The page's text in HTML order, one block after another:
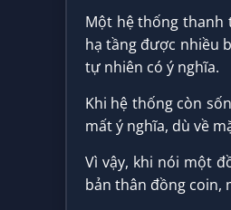
Một hệ thống thanh
hạ tầng được nhiều
tự nhiên có ý nghĩa.
Khi hệ thống còn
mất ý nghĩa, dù về
Vì vậy, khi nói một
bản thân đồng coin,